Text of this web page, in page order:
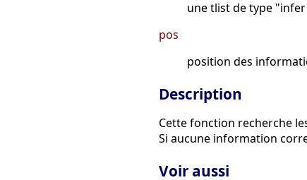
une tlist de type
pos
position des
Description
Cette fonction recherche
Si aucune information
Voir aussi